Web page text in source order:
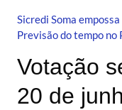
Sicredi Soma
Previsão do tempo
Votação
20 de